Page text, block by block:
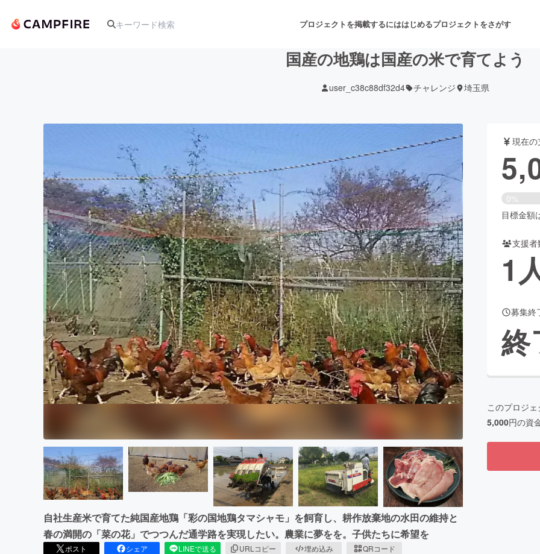
プロジェクトを掲載するにははじめるプロジェクトをさがす
アート・写真 舞台・パフォーマンス
テクノロジー・ガジェット ゲーム・サービス開発 フード・飲食店
映像・映画 書籍・雑誌出版 アニメ・漫画
ビジネス・起業 チャレンジ ビューティー・ヘルスケ
まちづくり・地域活性化
CAMPFIRE for Social GoodCAMPFIRE Creation
CAMPFIREふるさと納税machi-yaコミュニティ
国産の地鶏は国産の米で育てよう
user_c38c88df32d4 チャレンジ 埼玉県
自社生産米で育てた純国産地鶏「彩の国地鶏タマシャモ」を飼育し、耕作放棄地の水田の維持と
春の満開の「菜の花」でつつんだ通学路を実現したい。農業に夢をを。子供たちに希望を
ポスト シェア LINEで送る URLコピー 埋め込み QRコード
現在
0%
目標金額
支援者
1
募集終
終
このプロジ
5,000円の資